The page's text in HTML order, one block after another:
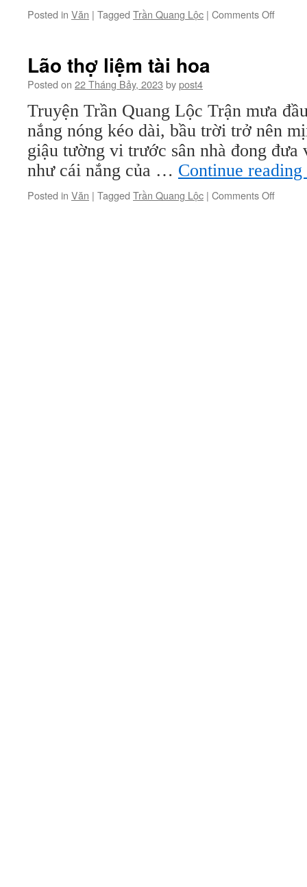
Posted in Văn | Tagged Trần Quang Lộc | Comments Offon
Lão thợ liệm tài hoa
Posted on 22 Tháng Bảy, 2023 bypost4
Truyện Trần Quang Lộc Trận mưa
nắng nóng kéo dài, bầu trời trở nên
giậu tường vi trước sân nhà đong đưa
như cái nắng của … Continue reading
Posted in Văn | Tagged Trần Quang Lộc | Comments Offon